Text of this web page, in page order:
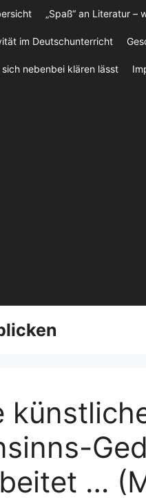
„Spaß“ an Literatur –
im Deutschunterricht
nebenbei klären lässt
…